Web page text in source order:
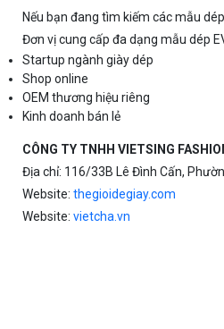
Nếu bạn đang tìm kiếm các mẫu
Đơn vị cung cấp đa dạng mẫu dép
Startup ngành giày dép
Shop online
OEM thương hiệu riêng
Kinh doanh bán lẻ
CÔNG TY TNHH VIETSING
Địa chỉ: 116/33B Lê Đình Cấn,
Website: thegioidegiay.com
Website: vietcha.vn